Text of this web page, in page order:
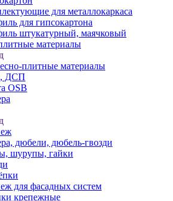
для металлокаркаса
для гипсокартона
штукатурный, маячковый
материалы
плитные материалы
ДСП
OSB
дюбели, дюбель-гвозди
шурупы, гайки
для фасадных систем
крепежные